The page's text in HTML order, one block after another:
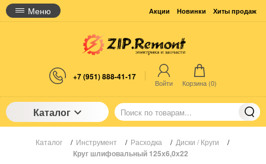
Меню Акции Новинки Хиты продаж
+7 (951) 888-41-17
Войти Корзина (0)
Каталог
Каталог / Инструмент / Расходка / Диски / Круги /
Круг шлифовальный 125х6,0х22